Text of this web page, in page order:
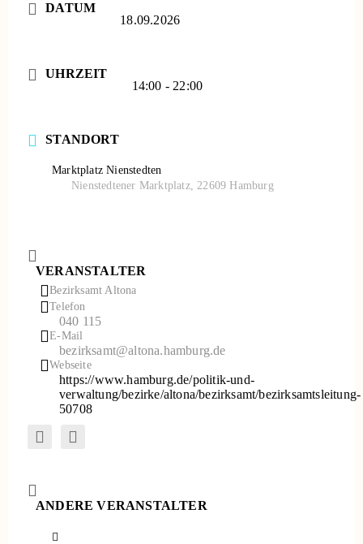
DATUM
18.09.2026
UHRZEIT
14:00 - 22:00
STANDORT
Marktplatz Nienstedten
Nienstedtener Marktplatz, 22609 Hamburg
VERANSTALTER
Bezirksamt Altona
Telefon
040 115
E-Mail
bezirksamt@altona.hamburg.de
Webseite
https://www.hamburg.de/politik-und-
verwaltung/bezirke/altona/bezirksamt/bezirksamtsleitung-
50708
ANDERE VERANSTALTER